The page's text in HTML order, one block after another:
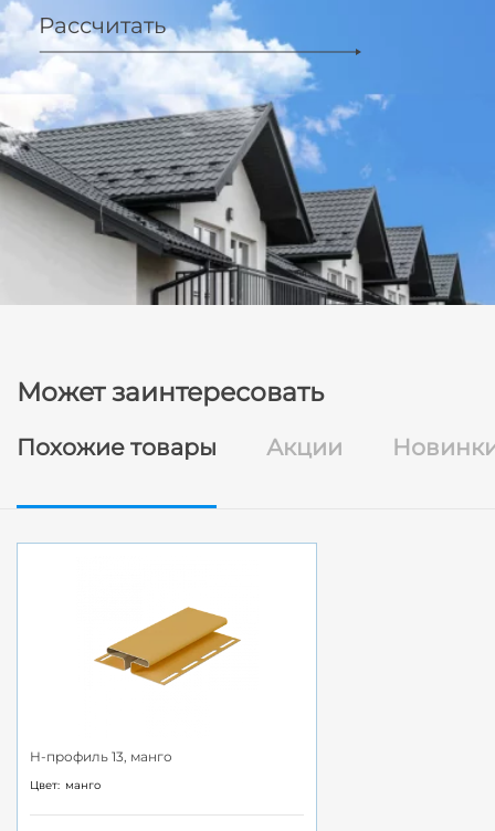
Рассчитать
Может заинтересовать
Похожие товары Акции
H-профиль 13, манго
Цвет: манго